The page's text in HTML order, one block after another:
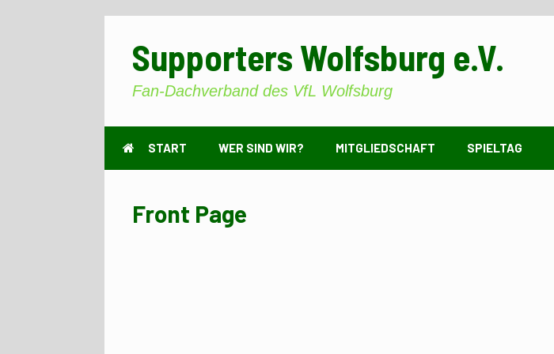
springenSupporters Wolfsburg e.V.
Fan-Dachverband des VfL Wolfsburg
START WER SIND WIR? MITGLIEDSCHAFT SPIELTAG
Front Page